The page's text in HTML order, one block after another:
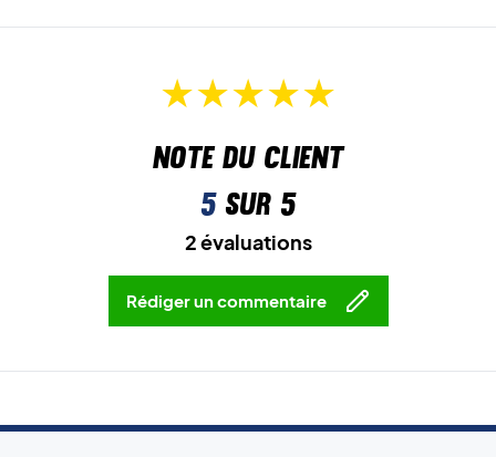
Note du client
5sur 5
2 évaluations
Rédiger un commentaire